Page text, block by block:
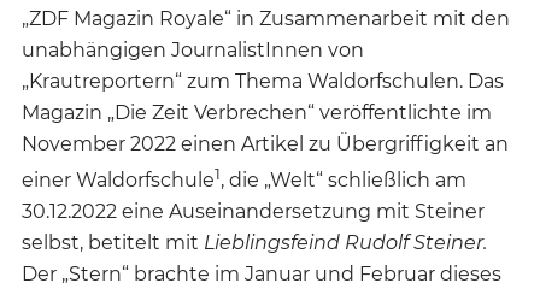
„ZDF Magazin Royale“ in Zusammenarbeit mit den
unabhängigen JournalistInnen von
„Krautreportern“ zum Thema Waldorfschulen. Das
Magazin „Die Zeit Verbrechen“ veröffentlichte im
November 2022 einen Artikel zu Übergriffigkeit an
einer Waldorfschule1, die „Welt“ schließlich am
30.12.2022 eine Auseinandersetzung mit Steiner
selbst, betitelt mit Lieblingsfeind Rudolf Steiner.
Der „Stern“ brachte im Januar und Februar dieses